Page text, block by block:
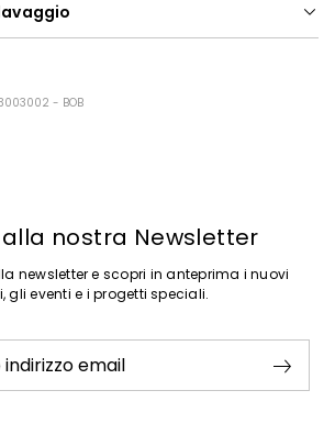
stirare a max 110; lavare a secco delicato
- BOB
alla nostra Newsletter
newsletter e scopri in anteprima i nuovi
gli eventi e i progetti speciali.
email